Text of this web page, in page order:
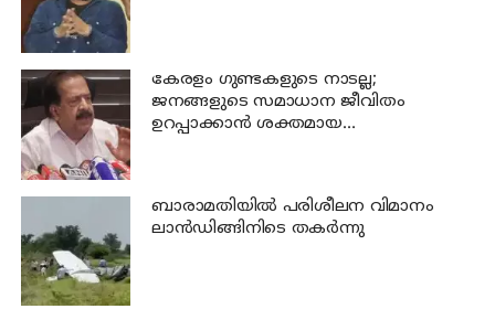
കേരളം ഗുണ്ടകളുടെ നാടല്ല;
ജനങ്ങളുടെ സമാധാന ജീവിതം
ഉറപ്പാക്കാന്‍ ശക്തമായ
ബാരാമതിയില്‍ പരിശീലന വിമാനം
ലാന്‍ഡിങ്ങിനിടെ തകര്‍ന്നു